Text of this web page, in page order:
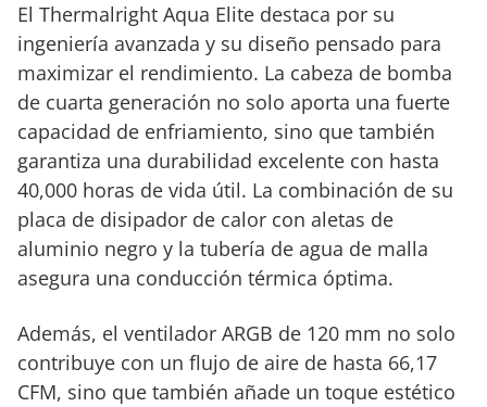
El Thermalright Aqua Elite destaca por su
ingeniería avanzada y su diseño pensado para
maximizar el rendimiento. La cabeza de bomba
de cuarta generación no solo aporta una fuerte
capacidad de enfriamiento, sino que también
garantiza una durabilidad excelente con hasta
40,000 horas de vida útil. La combinación de su
placa de disipador de calor con aletas de
aluminio negro y la tubería de agua de malla
asegura una conducción térmica óptima.
Además, el ventilador ARGB de 120 mm no solo
contribuye con un flujo de aire de hasta 66,17
CFM, sino que también añade un toque estético